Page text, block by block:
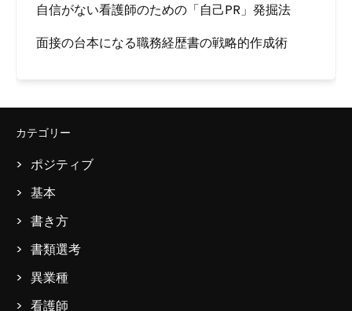
自信がない看護師のための「自己PR」発掘法
面接の台本になる職務経歴書の戦略的作成術
カテゴリー
ポジティブ
基本
書き方
書類選考
異業種
看護師